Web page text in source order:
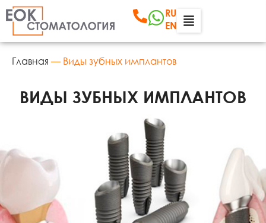
RU
EN
Главная — Виды зубных имплантов
ВИДЫ ЗУБНЫХ ИМПЛАНТОВ